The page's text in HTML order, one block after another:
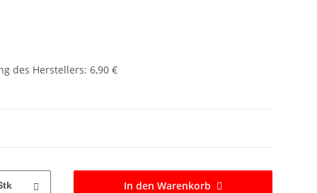
des Herstellers: 6,90 €
In den Warenkorb